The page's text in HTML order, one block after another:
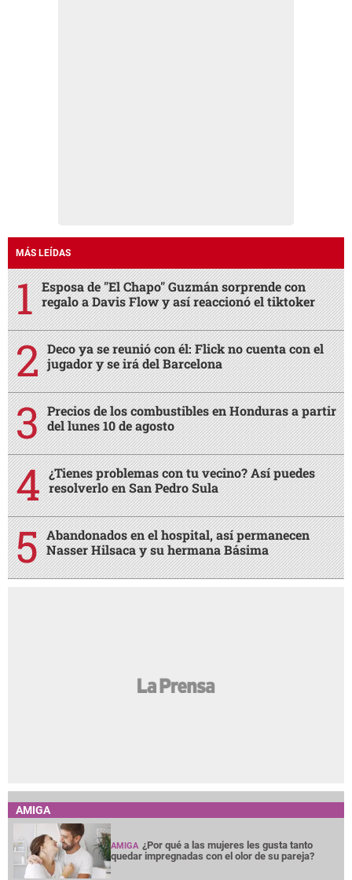
MÁS LEÍDAS
Esposa de "El Chapo" Guzmán sorprende con
regalo a Davis Flow y así reaccionó el tiktoker
Deco ya se reunió con él: Flick no cuenta con el
jugador y se irá del Barcelona
Precios de los combustibles en Honduras a partir
del lunes 10 de agosto
¿Tienes problemas con tu vecino? Así puedes
resolverlo en San Pedro Sula
Abandonados en el hospital, así permanecen
Nasser Hilsaca y su hermana Básima
AMIGA
AMIGA ¿Por qué a las mujeres les gusta tanto
quedar impregnadas con el olor de su pareja?